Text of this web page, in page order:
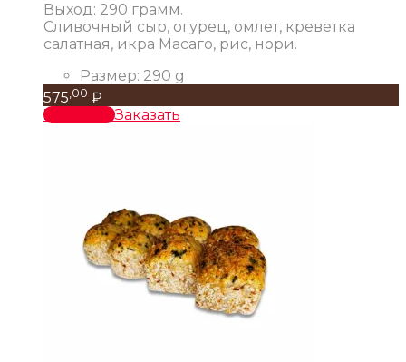
Выход: 290 грамм.
Сливочный сыр, огурец, омлет, креветка
салатная, икра Масаго, рис, нори.
Размер: 290 g
575 ,00 ₽
В корзинуЗаказать